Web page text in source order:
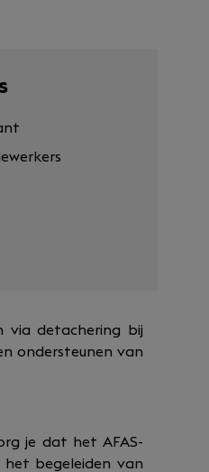
via detachering bij
ondersteunen van
je dat het AFAS-
het begeleiden van